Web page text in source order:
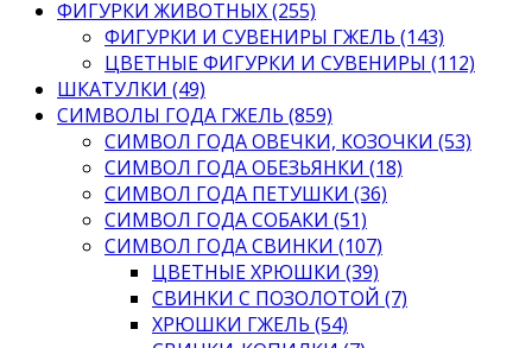
ФИГУРКИ ЖИВОТНЫХ (255)
ФИГУРКИ И СУВЕНИРЫ ГЖЕЛЬ (143)
ЦВЕТНЫЕ ФИГУРКИ И СУВЕНИРЫ (112)
ШКАТУЛКИ (49)
СИМВОЛЫ ГОДА ГЖЕЛЬ (859)
СИМВОЛ ГОДА ОВЕЧКИ, КОЗОЧКИ (53)
СИМВОЛ ГОДА ОБЕЗЬЯНКИ (18)
СИМВОЛ ГОДА ПЕТУШКИ (36)
СИМВОЛ ГОДА СОБАКИ (51)
СИМВОЛ ГОДА СВИНКИ (107)
ЦВЕТНЫЕ ХРЮШКИ (39)
СВИНКИ С ПОЗОЛОТОЙ (7)
ХРЮШКИ ГЖЕЛЬ (54)